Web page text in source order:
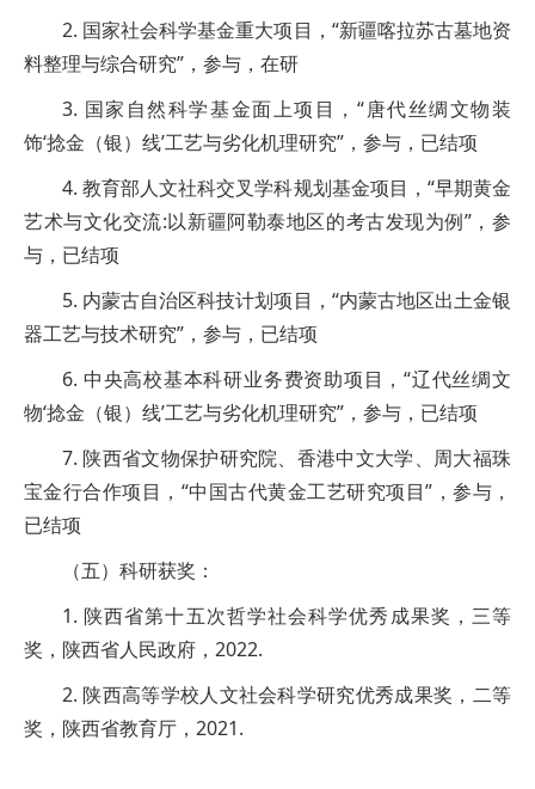
2. 国家社会科学基金重大项目，“新疆喀拉苏古墓地资
料整理与综合研究”，参与，在研
3. 国家自然科学基金面上项目，“唐代丝绸文物装
饰‘捻金（银）线’工艺与劣化机理研究”，参与，已结项
4. 教育部人文社科交叉学科规划基金项目，“早期黄金
艺术与文化交流:以新疆阿勒泰地区的考古发现为例”，参
与，已结项
5. 内蒙古自治区科技计划项目，“内蒙古地区出土金银
器工艺与技术研究”，参与，已结项
6. 中央高校基本科研业务费资助项目，“辽代丝绸文
物‘捻金（银）线’工艺与劣化机理研究”，参与，已结项
7. 陕西省文物保护研究院、香港中文大学、周大福珠
宝金行合作项目，“中国古代黄金工艺研究项目”，参与，
已结项
（五）科研获奖：
1. 陕西省第十五次哲学社会科学优秀成果奖，三等
奖，陕西省人民政府，2022.
2. 陕西高等学校人文社会科学研究优秀成果奖，二等
奖，陕西省教育厅，2021.